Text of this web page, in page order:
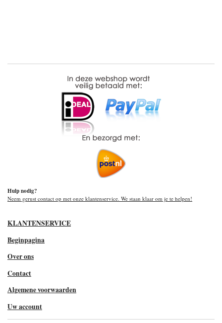
Hulp nodig?
Neem gerust contact op met onze klantenservice. We staan klaar om je te helpen!
KLANTENSERVICE
Beginpagina
Over ons
Contact
Algemene voorwaarden
Uw account